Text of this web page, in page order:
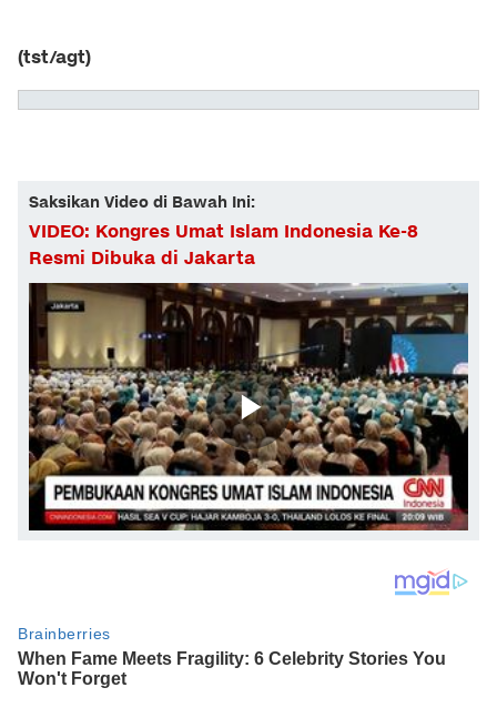
(tst/agt)
Saksikan Video di Bawah Ini:
VIDEO: Kongres Umat Islam Indonesia Ke-8
Resmi Dibuka di Jakarta